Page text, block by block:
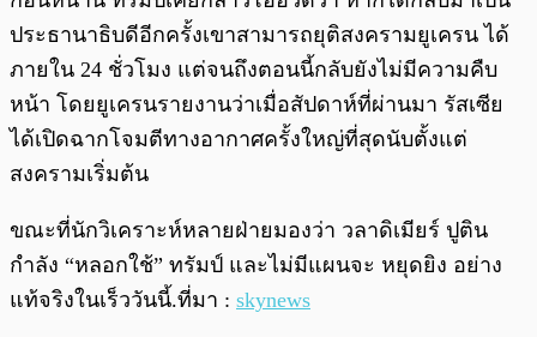
ประธานาธิบดีอีกครั้งเขาสามารถยุติสงครามยูเครน ได้
ภายใน 24 ชั่วโมง แต่จนถึงตอนนี้กลับยังไม่มีความคืบ
หน้า โดยยูเครนรายงานว่าเมื่อสัปดาห์ที่ผ่านมา รัสเซีย
ได้เปิดฉากโจมตีทางอากาศครั้งใหญ่ที่สุดนับตั้งแต่
สงครามเริ่มต้น
ขณะที่นักวิเคราะห์หลายฝ่ายมองว่า วลาดิเมียร์ ปูติน
กำลัง “หลอกใช้” ทรัมป์ และไม่มีแผนจะ หยุดยิง อย่าง
แท้จริงในเร็ววันนี้.ที่มา : skynews